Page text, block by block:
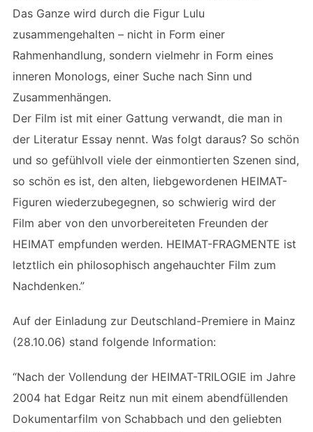
Das Ganze wird durch die Figur Lulu
zusammengehalten – nicht in Form einer
Rahmenhandlung, sondern vielmehr in Form eines
inneren Monologs, einer Suche nach Sinn und
Zusammenhängen.
Der Film ist mit einer Gattung verwandt, die man in
der Literatur Essay nennt. Was folgt daraus? So schön
und so gefühlvoll viele der einmontierten Szenen sind,
so schön es ist, den alten, liebgewordenen HEIMAT-
Figuren wiederzubegegnen, so schwierig wird der
Film aber von den unvorbereiteten Freunden der
HEIMAT empfunden werden. HEIMAT-FRAGMENTE ist
letztlich ein philosophisch angehauchter Film zum
Nachdenken.”
Auf der Einladung zur Deutschland-Premiere in Mainz
(28.10.06) stand folgende Information:
“Nach der Vollendung der HEIMAT-TRILOGIE im Jahre
2004 hat Edgar Reitz nun mit einem abendfüllenden
Dokumentarfilm von Schabbach und den geliebten